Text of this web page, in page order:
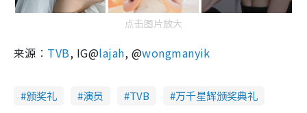
点击图片放大
来源︰ TVB, IG@lajah, @wongmanyik
颁奖礼 演员 TVB
万千星辉颁奖典礼